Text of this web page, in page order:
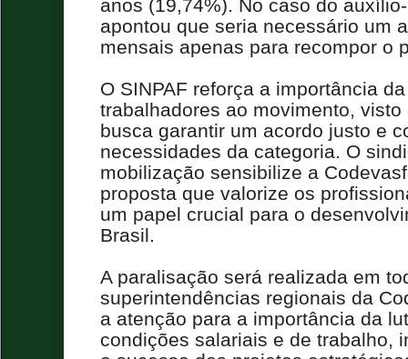
anos (19,74%). No caso do
apontou que seria necessário um
mensais apenas para recompor o
O SINPAF reforça a importância
trabalhadores ao movimento,
busca garantir um acordo justo e
necessidades da categoria. O
mobilização sensibilize a
proposta que valorize os
um papel crucial para o
Brasil.
A paralisação será realizada em
superintendências regionais da
a atenção para a importância da
condições salariais e de trabalho,